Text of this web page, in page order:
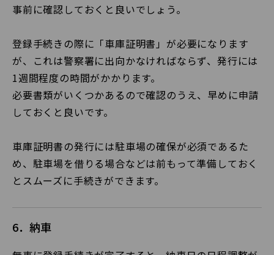
事前に確認しておくと良いでしょう。
登録手続きの際に「車庫証明書」が必要になります
が、これは警察署に出向かなければならず、発行には
1週間程度の時間がかかります。
必要書類がいくつかあるので確認のうえ、早めに申請
しておくと良いです。
車庫証明書の発行には駐車場の確保が必須であるた
め、駐車場を借りる場合などは前もって準備しておく
とスムーズに手続きができます。
6．納車